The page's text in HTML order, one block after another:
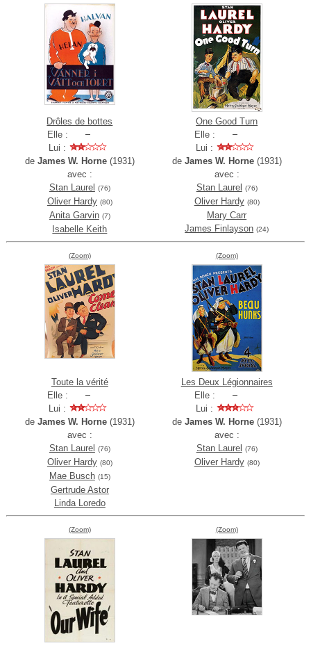
Drôles de bottes
Elle :
Lui :
de James W. Horne(1931)
avec :
Stan Laurel
(76)
Oliver Hardy (80)
Anita Garvin (7)
Isabelle Keith
One Good Turn
Elle :
Lui :
de James W. Horne(1931)
avec :
Stan Laurel
(76)
Oliver Hardy (80)
Mary Carr
James Finlayson (24)
(Zoom)
Toute la vérité
Elle :
Lui :
de James W. Horne(1931)
avec :
Stan Laurel
(76)
Oliver Hardy (80)
Mae Busch (15)
Gertrude Astor
Linda Loredo
(Zoom)
Les Deux Légionnaires
Elle :
Lui :
de James W. Horne(1931)
avec :
Stan Laurel
(76)
Oliver Hardy (80)
(Zoom) (Zoom)